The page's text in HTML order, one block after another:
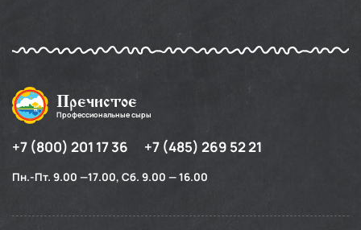
Пречистое
Профессиональные сыры
+7 (800) 201 17 36 +7 (485) 269 52 21
Пн.-Пт. 9.00 —17.00, Сб. 9.00 — 16.00